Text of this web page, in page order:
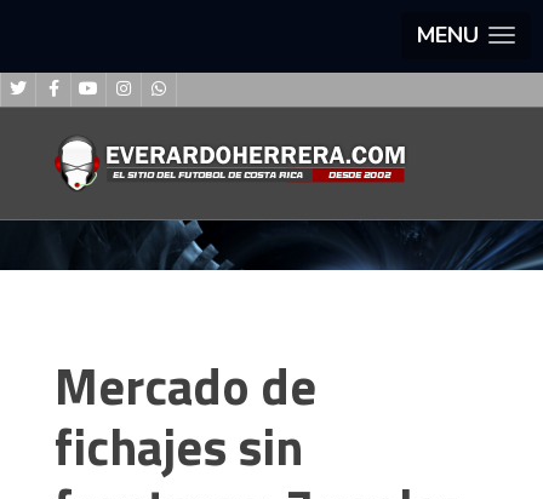
MENU
Mercado de
fichajes sin